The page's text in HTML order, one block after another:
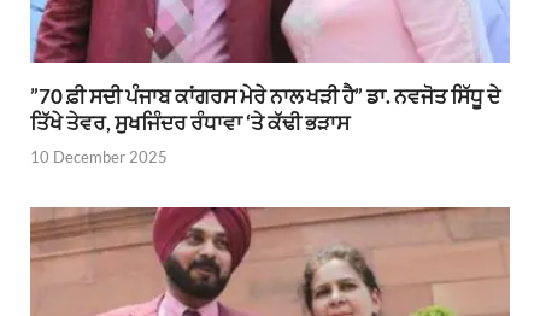
”70 ਫ਼ੀ ਸਦੀ ਪੰਜਾਬ ਕਾਂਗਰਸ ਮੇਰੇ ਨਾਲ ਖੜੀ ਹੈ” ਡਾ. ਨਵਜੋਤ ਸਿੱਧੂ ਦੇ
ਤਿੱਖੇ ਤੇਵਰ, ਸੁਖਜਿੰਦਰ ਰੰਧਾਵਾ ‘ਤੇ ਕੱਢੀ ਭੜਾਸ
10 December 2025